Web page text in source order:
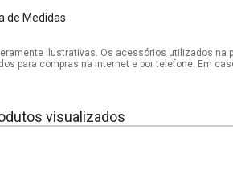
de Medidas
ilustrativas. Os acessórios utilizados na
para compras na internet e por telefone. Em
visualizados